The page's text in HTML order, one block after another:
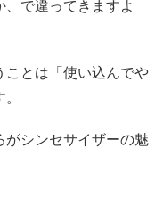
で違ってきますよ
ことは「使い込んでや
がシンセサイザーの魅